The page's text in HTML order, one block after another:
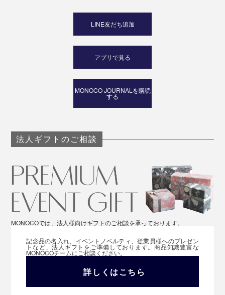
LINE友だち追加
アプリで見る
MONOCO JOURNALを購読
する
法人ギフトのご相談
MONOCOでは、法人様向けギフトのご相談を承っております。
記念品の名入れ、イベントノベルティ、従業員様へのプレゼン
トなど、法人ギフトをご準備しております。商品知識豊富な
MONOCOチームにご相談ください。
詳しくはこちら